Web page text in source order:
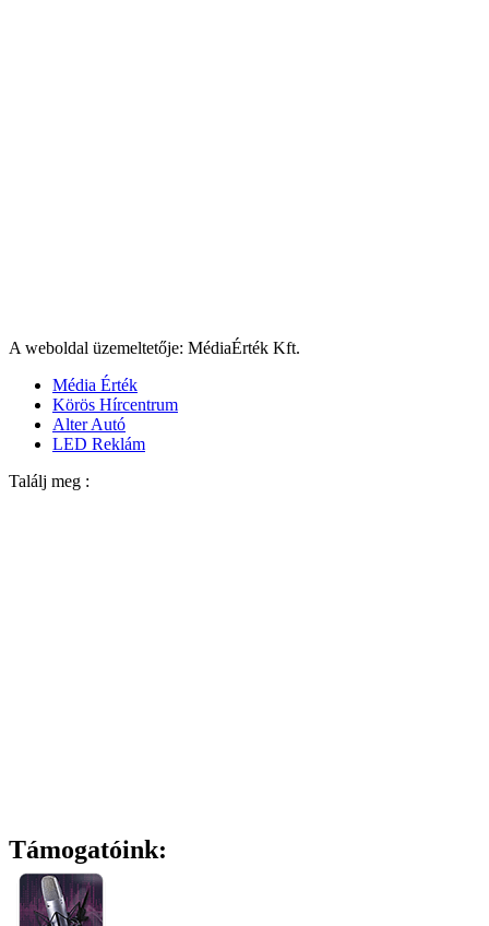
A weboldal üzemeltetője: MédiaÉrték Kft.
Média Érték
Körös Hírcentrum
Alter Autó
LED Reklám
Találj meg :
Támogatóink: